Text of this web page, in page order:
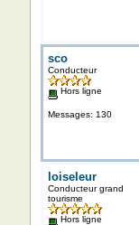
sco
Conducteur
Hors ligne
Messages: 130
loiseleur
Conducteur grand
tourisme
Hors ligne